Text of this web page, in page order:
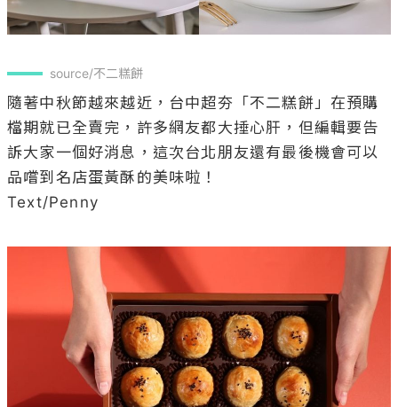
source/不二糕餅
隨著中秋節越來越近，台中超夯「不二糕餅」在預購
檔期就已全賣完，許多網友都大捶心肝，但編輯要告
訴大家一個好消息，這次台北朋友還有最後機會可以
品嚐到名店蛋黃酥的美味啦！
Text/Penny